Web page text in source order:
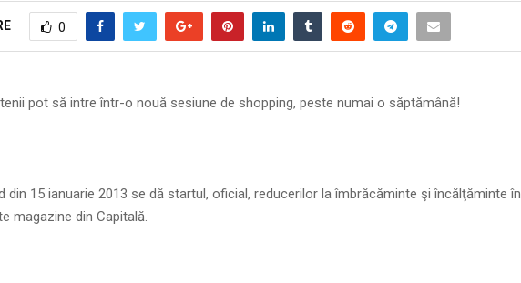
0
pot să intre într-o nouă sesiune de shopping, peste numai o săptămână!
din 15 ianuarie 2013 se dă startul, oficial, reducerilor la îmbrăcăminte şi încălţăminte în
magazine din Capitală.